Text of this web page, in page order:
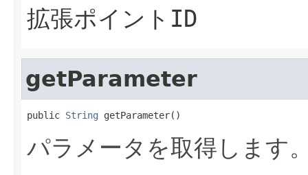
拡張ポイントID
getParameter
public String getParameter()
パラメータを取得します